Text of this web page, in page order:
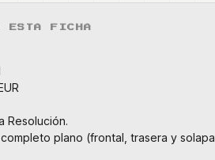
ESTA FICHA
Resolución.
plano (frontal, trasera y